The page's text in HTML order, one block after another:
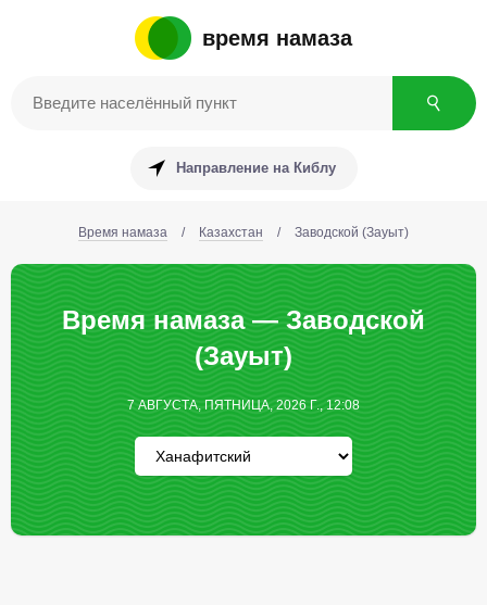
время намаза
Направление на Киблу
Время намаза / Казахстан / Заводской (Зауыт)
Время намаза — Заводской
(Зауыт)
7 АВГУСТА, ПЯТНИЦА, 2026 Г., 12:08